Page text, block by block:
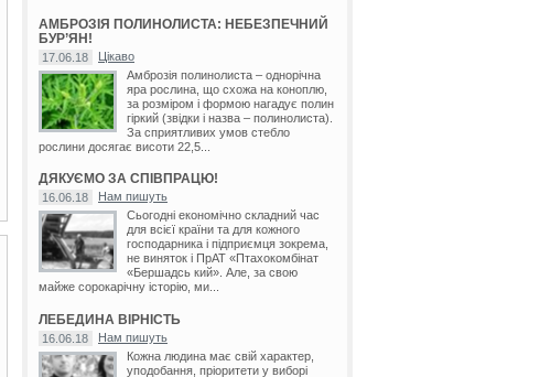
АМБРОЗІЯ ПОЛИНОЛИСТА: НЕБЕЗПЕЧНИЙ
БУР’ЯН!
17.06.18
Цікаво
Амброзія полинолиста – однорічна
яра рослина, що схожа на коноплю,
за розміром і формою нагадує полин
гіркий (звідки і назва – полинолиста).
За сприятливих умов стебло
рослини досягає висоти 22,5...
ДЯКУЄМО ЗА СПІВПРАЦЮ!
16.06.18
Нам пишуть
Сьогодні економічно складний час
для всієї країни та для кожного
господарника і підприємця зокрема,
не виняток і ПрАТ «Птахокомбінат
«Бершадсь кий». Але, за свою
майже сорокарічну історію, ми...
ЛЕБЕДИНА ВІРНІСТЬ
16.06.18
Нам пишуть
Кожна людина має свій характер,
уподобання, пріоритети у виборі